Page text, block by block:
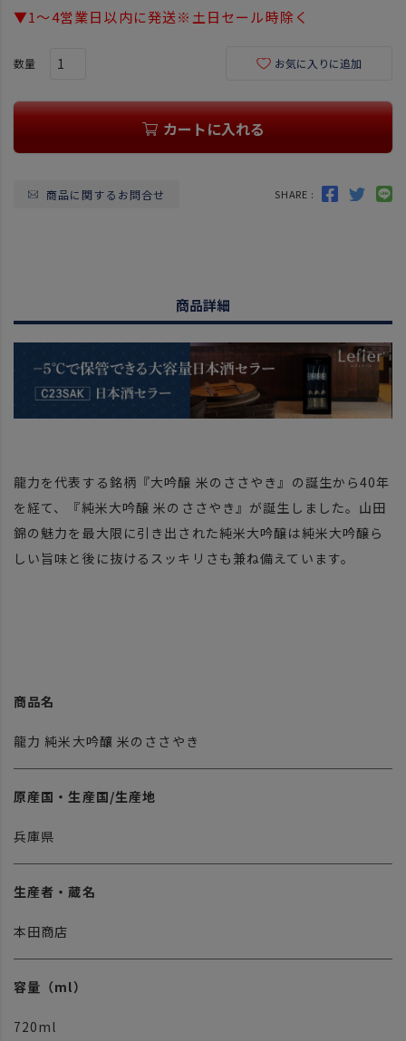
▼1～4営業日以内に発送※土日セール時除く
お気に入りに追加
カートに入れる
商品に関するお問合せ SHARE :
商品詳細
龍力を代表する銘柄『大吟醸 米のささやき』の誕生から40年
を経て、『純米大吟醸 米のささやき』が誕生しました。山田
錦の魅力を最大限に引き出された純米大吟醸は純米大吟醸ら
しい旨味と後に抜けるスッキリさも兼ね備えています。
商品名
龍力 純米大吟釀 米のささやき
原産国・生産国/生産地
兵庫県
生産者・蔵名
本田商店
容量（ml）
720ml